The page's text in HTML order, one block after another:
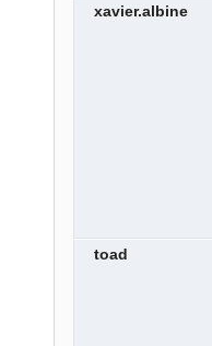
xavier.albine
toad